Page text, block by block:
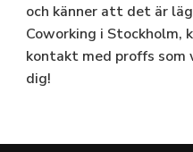
och känner att det är
Coworking i Stockholm,
kontakt med proffs som
dig!